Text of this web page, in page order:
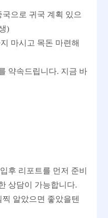
으로 귀국 계획 있으
)
마시고 목돈 마련해
약속드립니다. 지금 바
후 리포트를 먼저 준비
상담이 가능합니다.
알았으면 좋았을텐